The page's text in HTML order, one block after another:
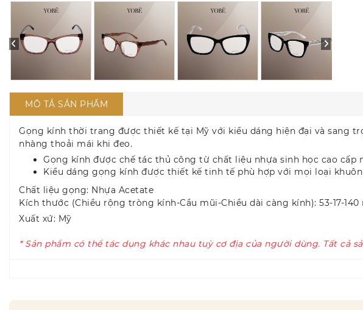
MÔ TẢ SẢN PHẨM
Gọng kính thời trang được thiết kế tại Mỹ với kiểu dáng hiện đại và sang
nhàng thoải mái khi đeo.
Gọng kính được chế tác thủ công từ chất liệu nhựa sinh học cao
Kiểu dáng gọng kính được thiết kế tinh tế phù hợp với mọi loại
Chất liệu gọng: Nhựa Acetate
Kích thước (Chiều rộng tròng kính-Cầu mũi-Chiều dài càng kính): 53-17-140
Xuất xứ: Mỹ
* Sản phẩm có thể tác dụng khác nhau tuỳ cơ địa của người dùng. Tất cả